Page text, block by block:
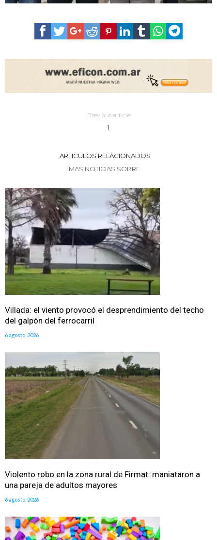
Previous article
1
ARTICULOS RELACIONADOS
MAS NOTICIAS SOBRE
Villada: el viento provocó el desprendimiento del techo
del galpón del ferrocarril
6 agosto, 2026
Violento robo en la zona rural de Firmat: maniataron a
una pareja de adultos mayores
6 agosto, 2026